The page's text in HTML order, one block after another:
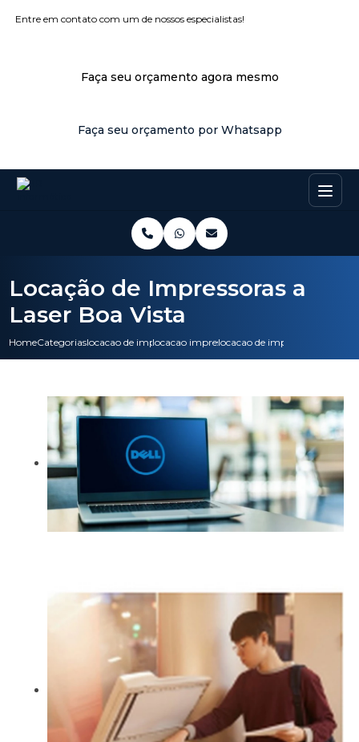
Entre em contato com um de nossos especialistas!
Faça seu orçamento agora mesmo
Faça seu orçamento por Whatsapp
HomeCategoriaslocacao de impressoraslocacao impressora coloridalocacao de impressoras a laser
Locação de Impressoras a
Laser Boa Vista